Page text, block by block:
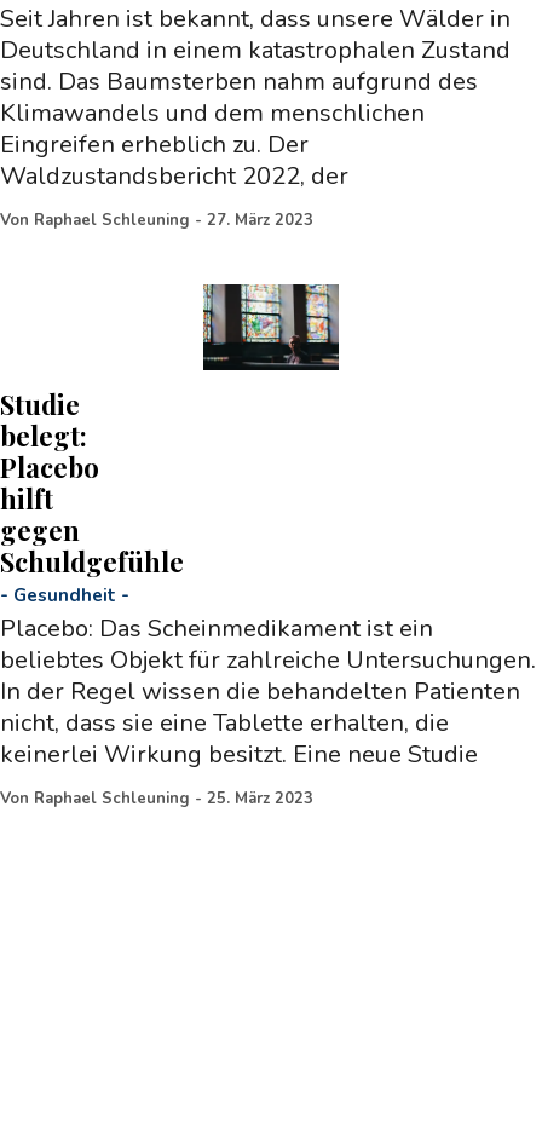
Seit Jahren ist bekannt, dass unsere Wälder in
Deutschland in einem katastrophalen Zustand
sind. Das Baumsterben nahm aufgrund des
Klimawandels und dem menschlichen
Eingreifen erheblich zu. Der
Waldzustandsbericht 2022, der
Von Raphael Schleuning - 27. März 2023
Studie
belegt:
Placebo
hilft
gegen
Schuldgefühle
- Gesundheit -
Placebo: Das Scheinmedikament ist ein
beliebtes Objekt für zahlreiche Untersuchungen.
In der Regel wissen die behandelten Patienten
nicht, dass sie eine Tablette erhalten, die
keinerlei Wirkung besitzt. Eine neue Studie
Von Raphael Schleuning - 25. März 2023